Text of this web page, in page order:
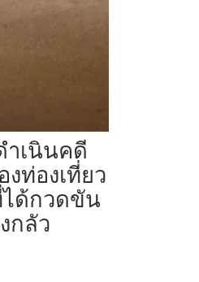
ำเนินคดี
ท่องเที่ยว
ได้กวดขัน
กลัว